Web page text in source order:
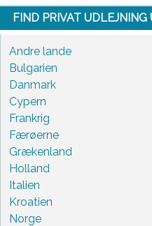
FIND PRIVAT
Andre lande
Bulgarien
Danmark
Cypern
Frankrig
Færøerne
Grækenland
Holland
Italien
Kroatien
Norge